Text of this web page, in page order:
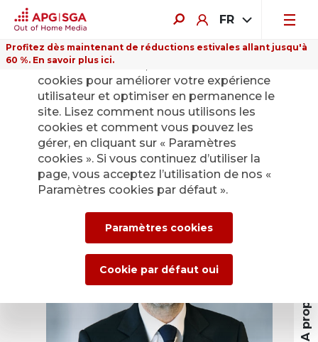
FR
Profitez dès maintenant de réductions estivales allant jusqu'à
60 %. En savoir plus ici.
David Bourg (1969)
A propos de APG|SGA
Sur ce site Internet, nous utilisons des
cookies pour améliorer votre expérience
utilisateur et optimiser en permanence le
site. Lisez comment nous utilisons les
cookies et comment vous pouvez les
gérer, en cliquant sur « Paramètres
cookies ». Si vous continuez d’utiliser la
page, vous acceptez l’utilisation de nos «
Paramètres cookies par défaut ».
Paramètres cookies
Cookie par défaut oui